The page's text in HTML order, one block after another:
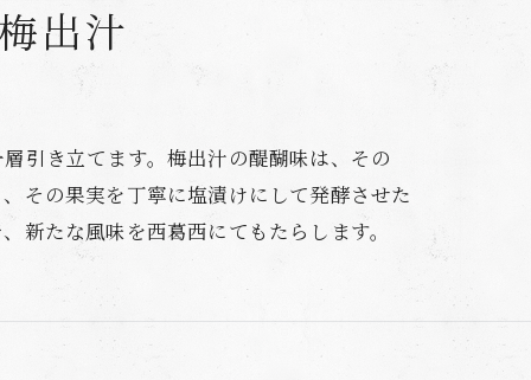
出汁
引き立てます。梅出汁の醍醐味は、その
その果実を丁寧に塩漬けにして発酵させた
たな風味を西葛西にてもたらします。